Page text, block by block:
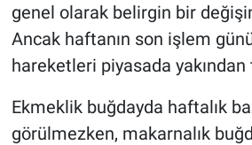
genel olarak belirgin bir
Ancak haftanın son işlem
hareketleri piyasada
Ekmeklik buğdayda haftalık
görülmezken, makarnalık